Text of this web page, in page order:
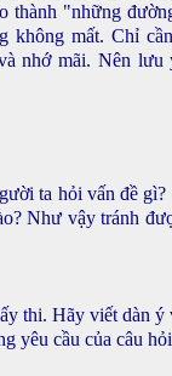
thành "những
không mất. Chỉ
nhớ mãi. Nên lưu
ta hỏi vấn đề gì?
Như vậy tránh
thi. Hãy viết dàn ý
yêu cầu của câu